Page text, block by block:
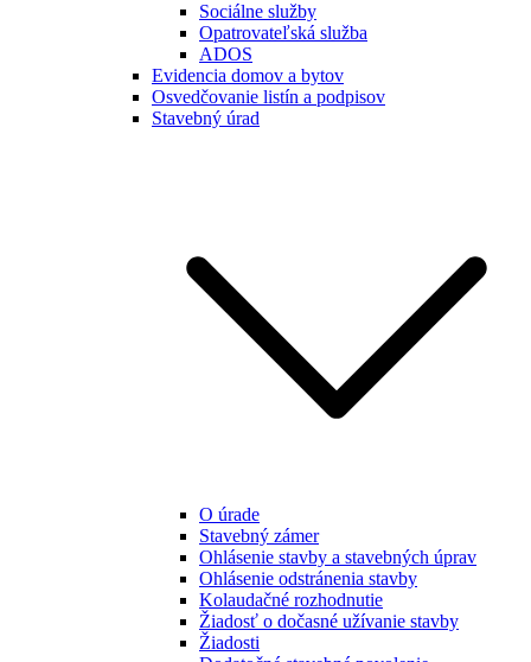
Sociálne služby
Opatrovateľská služba
ADOS
Evidencia domov a bytov
Osvedčovanie listín a podpisov
Stavebný úrad
O úrade
Stavebný zámer
Ohlásenie stavby a stavebných úprav
Ohlásenie odstránenia stavby
Kolaudačné rozhodnutie
Žiadosť o dočasné užívanie stavby
Žiadosti